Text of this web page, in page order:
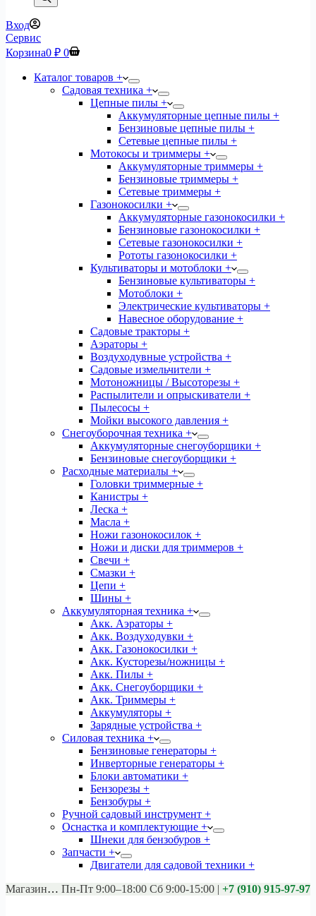
Вход
Сервис
Корзина0 ₽ 0
Каталог товаров +
Садовая техника +
Цепные пилы +
Аккумуляторные цепные пилы +
Бензиновые цепные пилы +
Сетевые цепные пилы +
Мотокосы и триммеры +
Аккумуляторные триммеры +
Бензиновые триммеры +
Сетевые триммеры +
Газонокосилки +
Аккумуляторные газонокосилки +
Бензиновые газонокосилки +
Сетевые газонокосилки +
Рототы газонокосилки +
Культиваторы и мотоблоки +
Бензиновые культиваторы +
Мотоблоки +
Электрические культиваторы +
Навесное оборудование +
Садовые тракторы +
Аэраторы +
Воздуходувные устройства +
Садовые измельчители +
Мотоножницы / Высоторезы +
Распылители и опрыскиватели +
Пылесосы +
Мойки высокого давления +
Снегоуборочная техника +
Аккумуляторные снегоуборщики +
Бензиновые снегоуборщики +
Расходные материалы +
Головки триммерные +
Канистры +
Леска +
Масла +
Ножи газонокосилок +
Ножи и диски для триммеров +
Свечи +
Смазки +
Цепи +
Шины +
Аккумуляторная техника +
Акк. Аэраторы +
Акк. Воздуходувки +
Акк. Газонокосилки +
Акк. Кусторезы/ножницы +
Акк. Пилы +
Акк. Снегоуборщики +
Акк. Триммеры +
Аккумуляторы +
Зарядные устройства +
Силовая техника +
Бензиновые генераторы +
Инверторные генераторы +
Блоки автоматики +
Бензорезы +
Бензобуры +
Ручной садовый инструмент +
Оснастка и комплектующие +
Шнеки для бензобуров +
Запчасти +
Двигатели для садовой техники +
Магазины: Калуга ул. Московская д.113
Пн-Пт 9:00–18:00 Сб 9:00-15:00 | +7 (910) 915-97-97